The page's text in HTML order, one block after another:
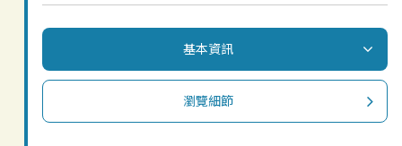
基本資訊
瀏覽細節